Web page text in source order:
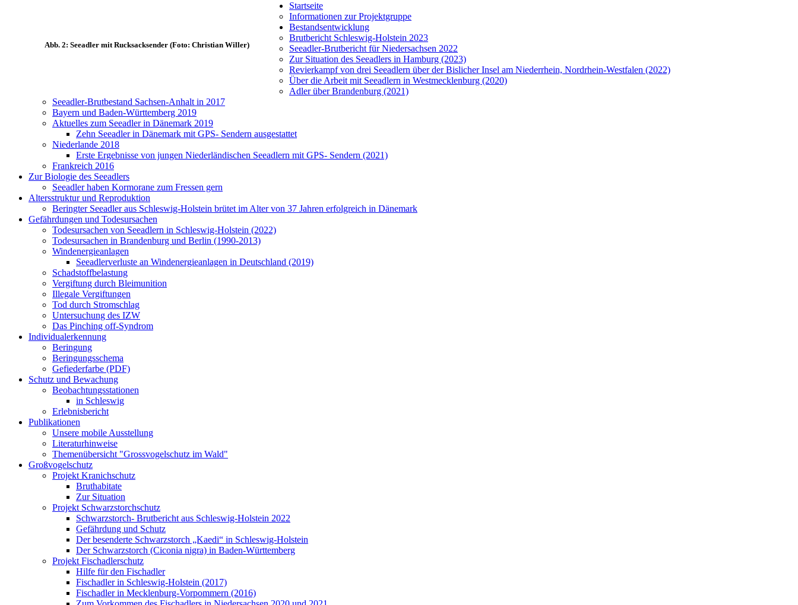
Abb. 2: Seeadler mit Rucksacksender (Foto: Christian Willer)
Startseite
Informationen zur Projektgruppe
Bestandsentwicklung
Brutbericht Schleswig-Holstein 2023
Seeadler-Brutbericht für Niedersachsen 2022
Zur Situation des Seeadlers in Hamburg (2023)
Revierkampf von drei Seeadlern über der Bislicher Insel am Niederrhein, Nordrhein-Westfalen (2022)
Über die Arbeit mit Seeadlern in Westmecklenburg (2020)
Adler über Brandenburg (2021)
Seeadler-Brutbestand Sachsen-Anhalt in 2017
Bayern und Baden-Württemberg 2019
Aktuelles zum Seeadler in Dänemark 2019
Zehn Seeadler in Dänemark mit GPS- Sendern ausgestattet
Niederlande 2018
Erste Ergebnisse von jungen Niederländischen Seeadlern mit GPS- Sendern (2021)
Frankreich 2016
Zur Biologie des Seeadlers
Seeadler haben Kormorane zum Fressen gern
Altersstruktur und Reproduktion
Beringter Seeadler aus Schleswig-Holstein brütet im Alter von 37 Jahren erfolgreich in Dänemark
Gefährdungen und Todesursachen
Todesursachen von Seeadlern in Schleswig-Holstein (2022)
Todesursachen in Brandenburg und Berlin (1990-2013)
Windenergieanlagen
Seeadlerverluste an Windenergieanlagen in Deutschland (2019)
Schadstoffbelastung
Vergiftung durch Bleimunition
Illegale Vergiftungen
Tod durch Stromschlag
Untersuchung des IZW
Das Pinching off-Syndrom
Individualerkennung
Beringung
Beringungsschema
Gefiederfarbe (PDF)
Schutz und Bewachung
Beobachtungsstationen
in Schleswig
Erlebnisbericht
Publikationen
Unsere mobile Ausstellung
Literaturhinweise
Themenübersicht "Grossvogelschutz im Wald"
Großvogelschutz
Projekt Kranichschutz
Bruthabitate
Zur Situation
Projekt Schwarzstorchschutz
Schwarzstorch- Brutbericht aus Schleswig-Holstein 2022
Gefährdung und Schutz
Der besenderte Schwarzstorch „Kaedi“ in Schleswig-Holstein
Der Schwarzstorch (Ciconia nigra) in Baden-Württemberg
Projekt Fischadlerschutz
Hilfe für den Fischadler
Fischadler in Schleswig-Holstein (2017)
Fischadler in Mecklenburg-Vorpommern (2016)